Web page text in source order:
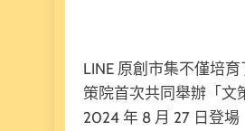
LINE 原創市集不僅培
策院首次共同舉辦「文
2024 年 8 月 27 日登